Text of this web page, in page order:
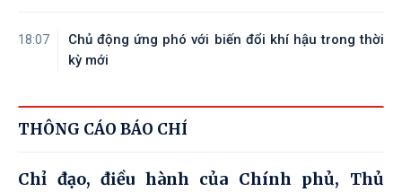
18:07
Chủ động ứng phó với biến đổi khí hậu trong thời
kỳ mới
THÔNG CÁO BÁO CHÍ
Chỉ đạo, điều hành của Chính phủ, Thủ